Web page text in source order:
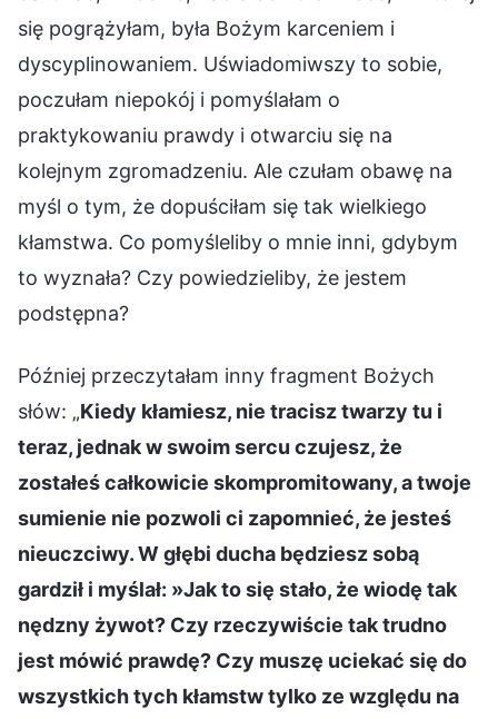
się pogrążyłam, była Bożym karceniem i
dyscyplinowaniem. Uświadomiwszy to sobie,
poczułam niepokój i pomyślałam o
praktykowaniu prawdy i otwarciu się na
kolejnym zgromadzeniu. Ale czułam obawę na
myśl o tym, że dopuściłam się tak wielkiego
kłamstwa. Co pomyśleliby o mnie inni, gdybym
to wyznała? Czy powiedzieliby, że jestem
podstępna?
Później przeczytałam inny fragment Bożych
słów: „Kiedy kłamiesz, nie tracisz twarzy tu i
teraz, jednak w swoim sercu czujesz, że
zostałeś całkowicie skompromitowany, a twoje
sumienie nie pozwoli ci zapomnieć, że jesteś
nieuczciwy. W głębi ducha będziesz sobą
gardził i myślał: »Jak to się stało, że wiodę tak
nędzny żywot? Czy rzeczywiście tak trudno
jest mówić prawdę? Czy muszę uciekać się do
wszystkich tych kłamstw tylko ze względu na